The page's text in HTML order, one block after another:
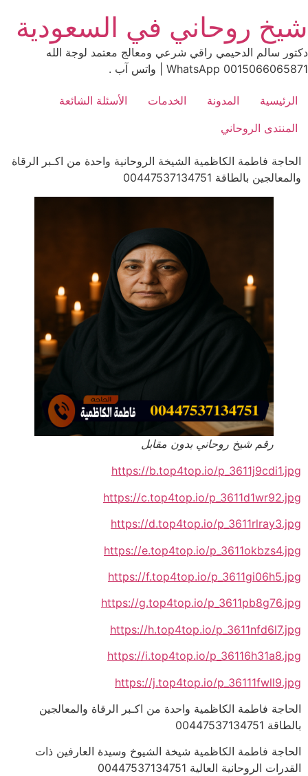
to
content
شيخ روحاني في السعودية
دكتور سالم الدحيمي راقي شرعي ومعالج معتمد لوجة الله
0015066065871 WhatsApp | واتس آب .
الرئيسية المدونة الخدمات
الأسئلة الشائعة
المنتدى الروحاني
الحاجة فاطمة الكاظمية الشيخة الروحانية واحدة من اكـبر الرقاة
والمعالجين بالطاقة 00447537134751
رقم شيخ روحاني بدون مقابل
https://b.top4top.io/p_3611j9cdi1.jpg
https://c.top4top.io/p_3611d1wr92.jpg
https://d.top4top.io/p_3611rlray3.jpg
https://e.top4top.io/p_3611okbzs4.jpg
https://f.top4top.io/p_3611gi06h5.jpg
https://g.top4top.io/p_3611pb8g76.jpg
https://h.top4top.io/p_3611nfd6l7.jpg
https://i.top4top.io/p_36116h31a8.jpg
https://j.top4top.io/p_36111fwll9.jpg
الحاجة فاطمة الكاظمية واحدة من اكـبر الرقاة والمعالجين
بالطاقة 00447537134751
الحاجة فاطمة الكاظمية شيخة الشيوخ وسيدة العارفين ذات
القدرات الروحانية العالية 00447537134751